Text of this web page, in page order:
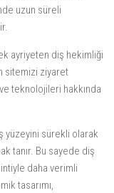
uzun süreli
ayriyeten diş hekimliği
sitemizi ziyaret
teknolojileri hakkında
yüzeyini sürekli olarak
tanır. Bu sayede diş
daha verimli
tasarımı,